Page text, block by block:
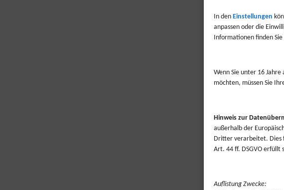
In den Einstellungen
anpassen oder die
Informationen finden Sie
Wenn Sie unter 16
möchten, müssen Sie
Hinweis zur
außerhalb der
Dritter verarbeitet. Dies
Art. 44 ff. DSGVO erfüllt
Auflistung Zwecke: